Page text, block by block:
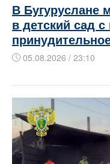
В Бугуруслане
в детский сад
05.08.2026 / 23:10